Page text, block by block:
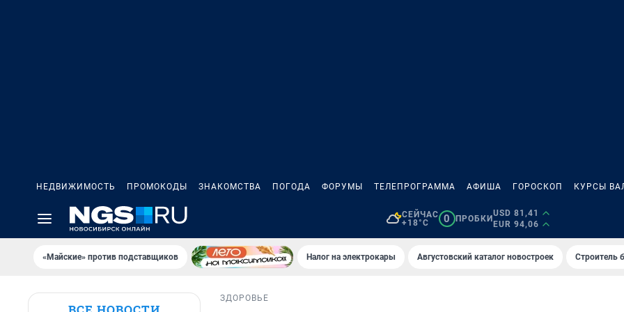
НЕДВИЖИМОСТЬ ПРОМОКОДЫ ЗНАКОМСТВА ПОГОДА ФОРУМЫ ТЕЛЕПРОГРАММА АФИША ГОРОСКОП КУРСЫ
СЕЙЧАС
+18°C
0 ПРОБКИ
USD 81,41
EUR 94,06
«Майские» против подставщиков Налог на электрокары Августовский каталог новостроек Строитель
ЗДОРОВЬЕ